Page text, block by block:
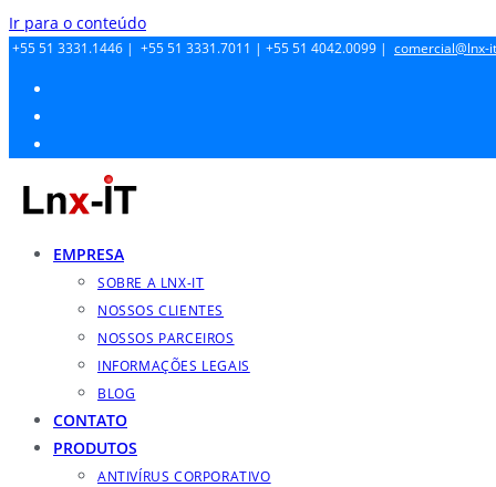
Ir para o conteúdo
+55 51 3331.1446 | +55 51 3331.7011 | +55 51 4042.0099 | comercial@lnx-
EMPRESA
SOBRE A LNX-IT
NOSSOS CLIENTES
NOSSOS PARCEIROS
INFORMAÇÕES LEGAIS
BLOG
CONTATO
PRODUTOS
ANTIVÍRUS CORPORATIVO